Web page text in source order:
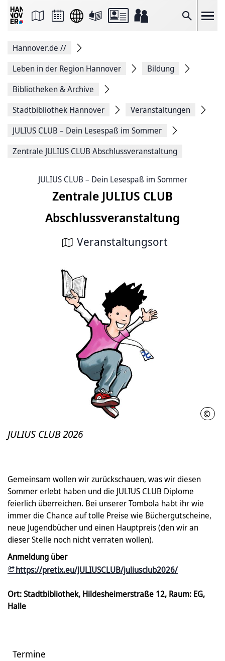
Suche
Seite
Facebook
teilen
Seitenlink
Seite
Hannover.de //
Leben in der Region Hannover
Bildung
Bibliotheken & Archive
Stadtbibliothek Hannover
Veranstaltungen
JULIUS CLUB – Dein Lesespaß im Sommer
Zentrale JULIUS CLUB Abschlussveranstaltung
JULIUS CLUB – Dein Lesespaß im Sommer
Zentrale JULIUS CLUB
Abschlussveranstaltung
Veranstaltungsort
©
JULIUS CLUB 2026
Gemeinsam wollen wir zurückschauen, was wir diesen
Sommer erlebt haben und die JULIUS CLUB Diplome
feierlich überreichen. Bei unserer Tombola habt ihr wie
immer die Chance auf tolle Preise wie Büchergutscheine,
neue Jugendbücher und einen Hauptpreis (den wir an
dieser Stelle noch nicht verraten wollen).
Anmeldung über
https://pretix.eu/JULIUSCLUB/juliusclub2026/
Ort: Stadtbibliothek, Hildesheimerstraße 12, Raum: EG,
Halle
Termine